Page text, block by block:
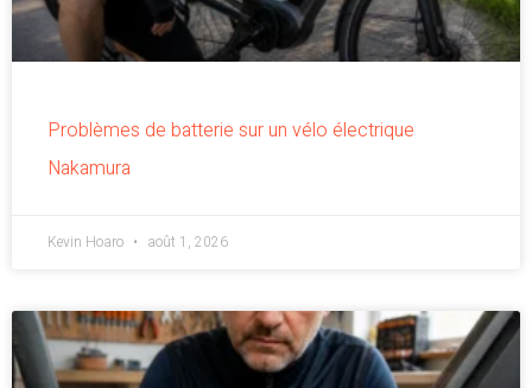
Problèmes de batterie sur un vélo électrique
Nakamura
Kevin Hoaro août 1, 2026